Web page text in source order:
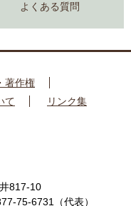
よくある質問
著作権
て リンク集
817-10
75-6731（代表）